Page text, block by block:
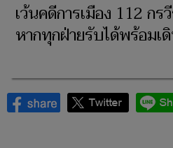
เว้นคดีการเมือง 112 ก
หากทุกฝ่ายรับได้พร้อมเ